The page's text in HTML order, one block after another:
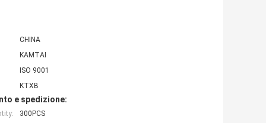
CHINA
KAMTAI
ISO 9001
KTXB
e spedizione:
300PCS